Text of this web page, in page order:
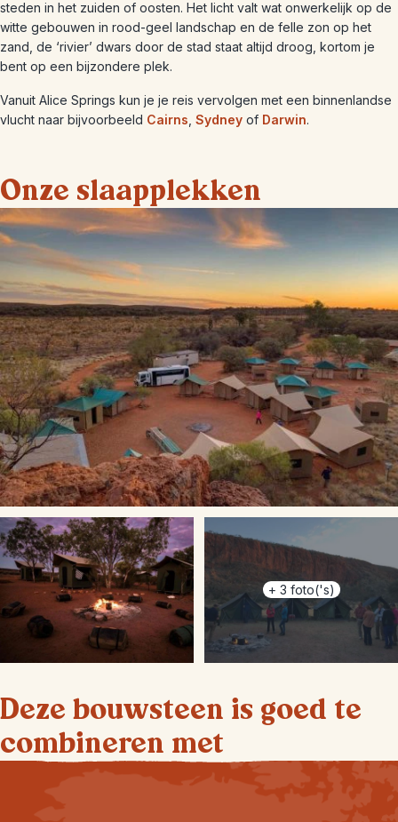
steden in het zuiden of oosten. Het licht valt wat onwerkelijk op de
witte gebouwen in rood-geel landschap en de felle zon op het
zand, de ‘rivier’ dwars door de stad staat altijd droog, kortom je
bent op een bijzondere plek.
Vanuit Alice Springs kun je je reis vervolgen met een binnenlandse
vlucht naar bijvoorbeeld Cairns Sydney of Darwin.
Onze slaapplekken
+ 3 foto('s)
Deze bouwsteen is goed te
combineren met